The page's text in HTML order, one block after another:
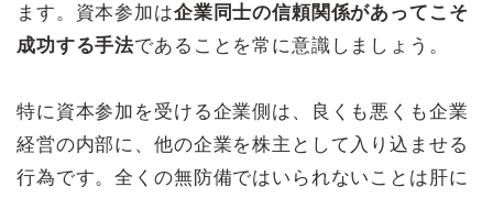
ます。資本参加は企業同士の信頼関係があってこそ
成功する手法であることを常に意識しましょう。
特に資本参加を受ける企業側は、良くも悪くも企業
経営の内部に、他の企業を株主として入り込ませる
行為です。全くの無防備ではいられないことは肝に